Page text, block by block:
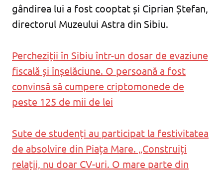
gândirea lui a fost cooptat și Ciprian Ștefan,
directorul Muzeului Astra din Sibiu.
Percheziții în Sibiu într-un dosar de evaziune
fiscală și înșelăciune. O persoană a fost
convinsă să cumpere criptomonede de
peste 125 de mii de lei
Sute de studenți au participat la festivitatea
de absolvire din Piața Mare. „Construiți
relații, nu doar CV-uri. O mare parte din